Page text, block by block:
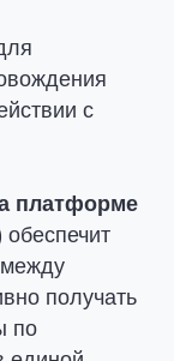
с
платформе
обеспечит
получать
по